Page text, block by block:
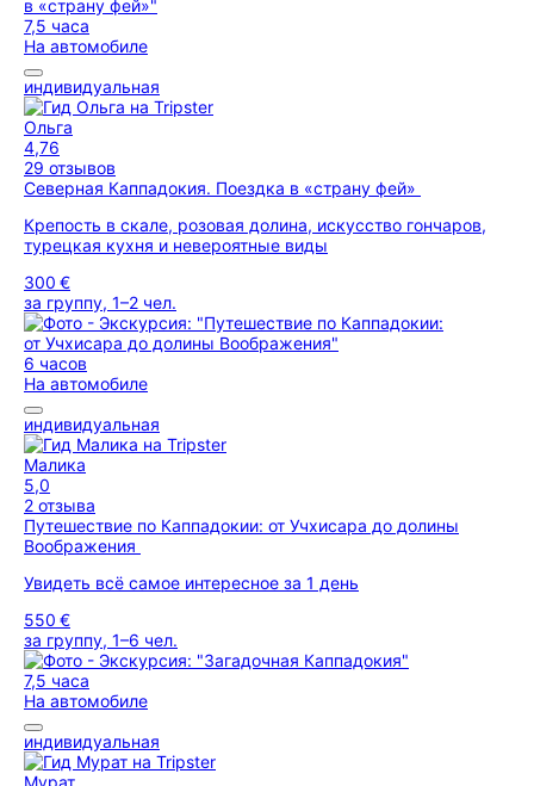
7,5 часа
На автомобиле
индивидуальная
Ольга
4,76
29 отзывов
Северная Каппадокия. Поездка в «страну фей»
Крепость в скале, розовая долина, искусство гончаров,
турецкая кухня и невероятные виды
300 €
за группу, 1–2 чел.
6 часов
На автомобиле
индивидуальная
Малика
5,0
2 отзыва
Путешествие по Каппадокии: от Учхисара до долины
Воображения
Увидеть всё самое интересное за 1 день
550 €
за группу, 1–6 чел.
7,5 часа
На автомобиле
индивидуальная
Мурат